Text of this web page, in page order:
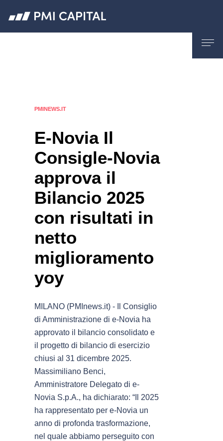
PMINEWS.IT
E-Novia Il
Consigle-Novia
approva il
Bilancio 2025
con risultati in
netto
miglioramento
yoy
MILANO (PMInews.it) - Il Consiglio
di Amministrazione di e-Novia ha
approvato il bilancio consolidato e
il progetto di bilancio di esercizio
chiusi al 31 dicembre 2025.
Massimiliano Benci,
Amministratore Delegato di e-
Novia S.p.A., ha dichiarato: “Il 2025
ha rappresentato per e-Novia un
anno di profonda trasformazione,
nel quale abbiamo perseguito con